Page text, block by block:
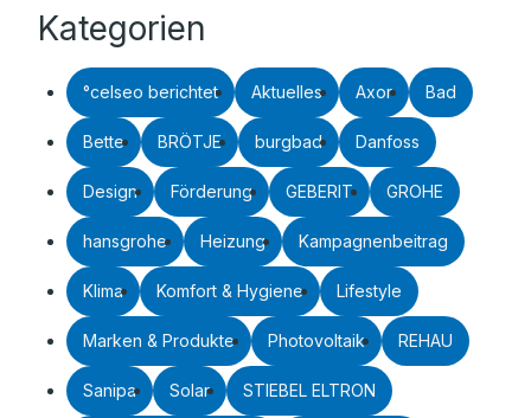
Kategorien
°celseo berichtet Aktuelles Axor Bad
Bette BRÖTJE burgbad Danfoss
Design Förderung GEBERIT GROHE
hansgrohe Heizung Kampagnenbeitrag
Klima Komfort & Hygiene Lifestyle
Marken & Produkte Photovoltaik REHAU
Sanipa Solar STIEBEL ELTRON